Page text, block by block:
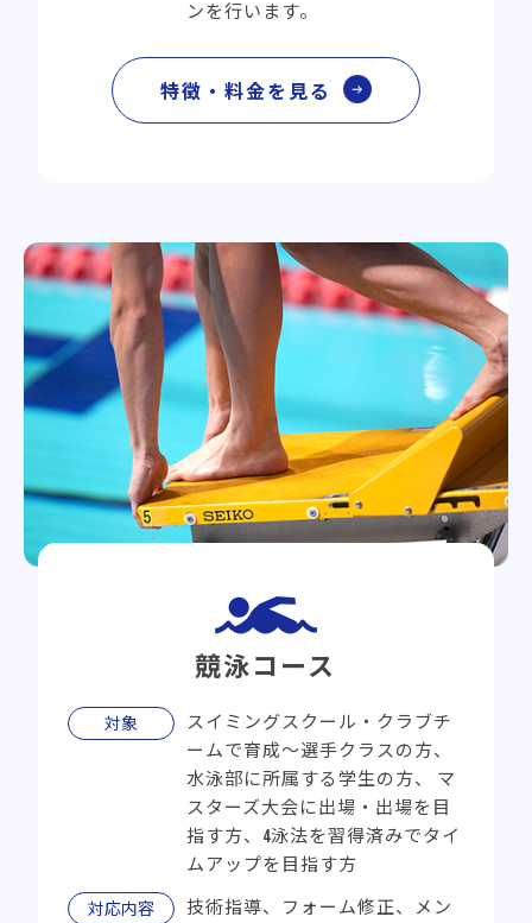
ンを行います。
特徴・料金を見る
競泳コース
対象
スイミングスクール・クラブチ
ームで育成～選手クラスの方、
水泳部に所属する学生の方、
マ
スターズ大会に出場・出場を目
指す方、4泳法を習得済みでタイ
ムアップを目指す方
対応内容
技術指導、フォーム修正、メン